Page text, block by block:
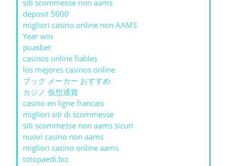
siti scommesse non aams
deposit 5000
migliori casino online non AAMS
Year win
puasbet
casinos online fiables
los mejores casinos online
ブック メーカー おすすめ
カジノ 仮想通貨
casino en ligne francais
migliori siti di scommesse
siti scommesse non aams sicuri
nuovi casino non aams
migliori casino online aams
totopaedi.biz